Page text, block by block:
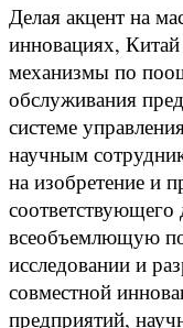
Делая акцент на
инновациях,
механизмы по
обслуживания
системе
научным
на изобретение и
соответствующего
всеобъемлющую
исследовании и
совместной
предприятий,